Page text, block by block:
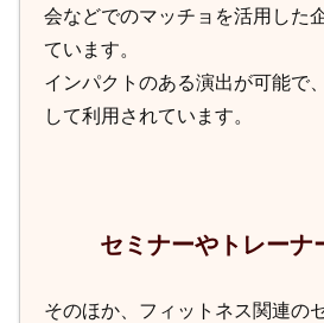
会などでのマッチョを活用した
ています。
インパクトのある演出が可能で
して利用されています。
セミナーやトレーナ
そのほか、フィットネス関連の